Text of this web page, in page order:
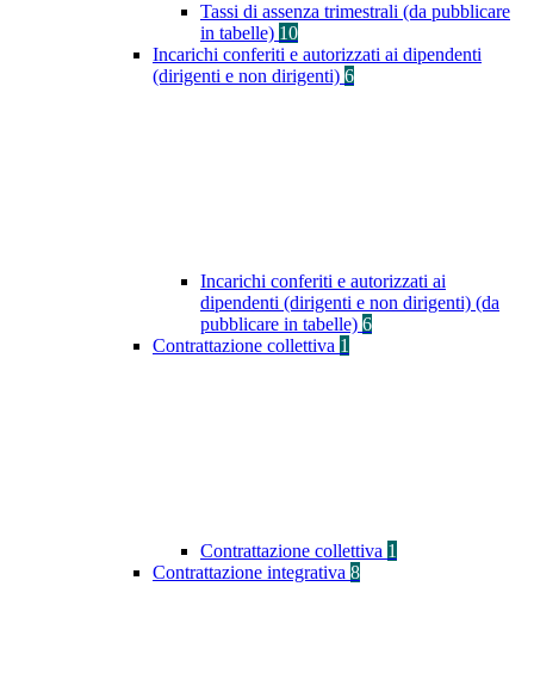
Tassi di assenza trimestrali (da pubblicare
in tabelle) 10
Incarichi conferiti e autorizzati ai dipendenti
(dirigenti e non dirigenti) 6
Incarichi conferiti e autorizzati ai
dipendenti (dirigenti e non dirigenti) (da
pubblicare in tabelle) 6
Contrattazione collettiva 1
Contrattazione collettiva 1
Contrattazione integrativa 8